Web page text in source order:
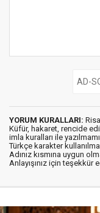
YORUM KURALLARI:
Küfür, hakaret, rencide
imla kuralları ile
Türkçe karakter
Adınız kısmına uygun
Anlayışınız için teşekkür